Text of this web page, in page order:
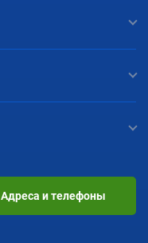
Адреса и телефоны